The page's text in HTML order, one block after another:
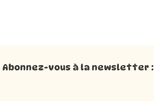
Abonnez-vous à la newsletter :